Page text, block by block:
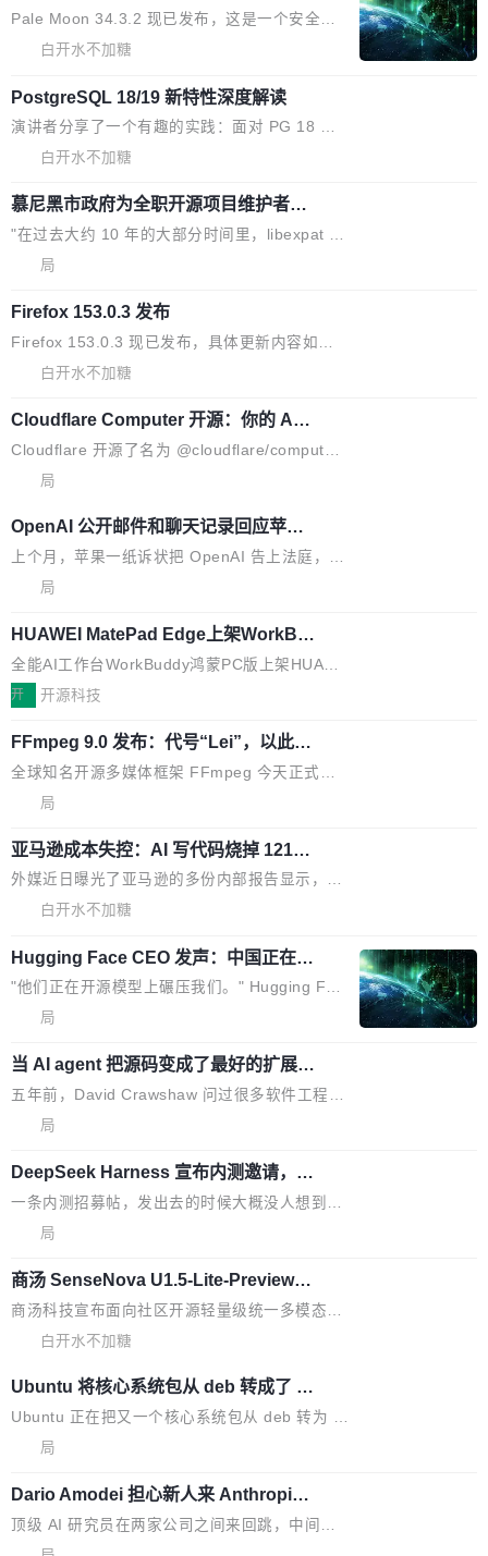
删掉的是AI游戏部门的全部开发文件，包括公司
量化、模型权重压缩、以及共享 KV cache 的完
整性保护。效果是：吞吐量提升 41%，每 token
存 KV cache 是推理时最吃显...
级。 根据介绍，Hy ASR3.0preview 目标在于：
让语音识别不再只是听清，而是真正听懂。通过
到你。从“逐字转写、单点优化”演进为“理解语
境、兼容场景、一键直出”。 Hy ASR 3.0 previe
w 不要求标准普通话，方言识别覆盖粤语、吴语
源评测集中，Hy ASR 3.0 preview 在多语种的
WER（...
Pale Moon 34.3.2 现已发布，这是一个安全更
新和少量网页兼容性修复版本。 Changes/fixe
函数添加了多项边界检查，以避免潜在的越界访
问、下溢和溢出。（DiD） 修复了加载和解析内
容提供的字体时出现的几个问题 为避免音频加
对音频采样频率设定了下限 采样率低于 8kHz
（通常被认为是 "telephone"/"walkie-talkie" 音
质的最低采样率）的音频格式将被拒绝 修复了 C
的图像元素不在同一个子树中，则它们将不再关
联 加...
白开水不加糖
PostgreSQL 18/19 新特性深度解读
演讲者分享了一个有趣的实践：面对 PG 18 已
发布的 Release Notes，他利用 AI 工具（如 Co
让模型总结出三十余条潜在特性，再逐条要求生
成详细解释和代码校验，最终筛选出对用户体感
最强的若干项。对于尚未正式发版的 PG 19，则
至今）的所有 commit，同样交由 AI 分析提炼。
经过人工复核，准确度令人满意。这一方法也为
社区爱好者提供了高效跟踪新版本的思路。
白开水不加糖
慕尼黑市政府为全职开源项目维护者提
供资助
"在过去大约 10 年的大部分时间里，libexpat 的
维护工作一直与我的日常工作、家务、社交生活
ebastian Pipping 写在博客里的话。8 月 4 日，
他宣布了一个新消息：从 2026 年 8 月 1 日起，
他可以全职维护 libexpat 了，最长 6 个月。发
编写的流式 XML 解析器，MIT 许可证。和 libx
ml2 一样，它是世界上使用最广泛的 XML 解析
库之一。你的操作系统、浏览器、无数的基础设
的人一直在用业余...
局
Firefox 153.0.3 发布
Firefox 153.0.3 现已发布，具体更新内容如
下： New Smart Window 包含多项增强功能：
户查找历史记录和切换到已打开的标签页。（<a
href="https://bugzilla.mozilla.org/show_bug.c
gi?id=2019042">Bug&nbsp;2019042</a>）</l
结果回答问题，而无需将问题转交给搜索引擎。
（<a href="https://bugzilla.mozilla.org/show_
bug.cgi?id=204...
白开水不加糖
Cloudflare Computer 开源：你的 Age
nt 需要一台电脑，而不是一个容器
Cloudflare 开源了名为 @cloudflare/computer
的 npm 包。项目的核心论点是：容器不适合 Ag
工程师在这件事上没什么可谦虚的——他们用 W
orkers 跑了十年 Isolate。用 CEO Matthew Pri
nce 的话说：「我们一生都在用 Isolate 运行代
late。」 容器为什么不合适 容器的问题在于启动
和销毁都太重了。一个 Agent 要执行的任务可能
只需要几毫秒的 CPU 时间，但容器从冷启动到
就绪要花数秒。如果未来有十...
局
OpenAI 公开邮件和聊天记录回应苹果
诉讼，称“Apple is getting this wron
上个月，苹果一纸诉状把 OpenAI 告上法庭，指
控其挖角苹果前员工并窃取商业秘密。苹果的诉
人、套取机密信息的对手。 OpenAI 没发律师
函，也没选择庭外沉默。它在官网贴了一篇博
文，标题只有六个字：Apple is getting this wro
录全贴了出来。 他发错人了 苹果外部律师 Gabr
iel Gross 来自 Weil 律所，2 月 23 日下午 5:53
果员工带走机密信...
局
HUAWEI MatePad Edge上架WorkBu
ddy鸿蒙PC版，说话就能干活的AI办公
搭子
全能AI工作台WorkBuddy鸿蒙PC版上架HUAWE
I MatePad Edge应用市场，直接下载即可使
这是目前市面上唯一支持平板接入WorkBuddy P
C版的产品，搭载“人机双写”重磅功能——你写
你的，AI写AI的，同屏协作互不干扰。一句话让
体验WorkBuddy鸿蒙PC版前，请将 HUAWEI M
atePad Edge 升级至 HarmonyOS 6.1.0.135S
P9 patch03及以上版本。 *升级路径：设置 > 搜
载安装完成升级即可。 没有...
开 开源科技
FFmpeg 9.0 发布：代号“Lei”，以此纪
念中国开发者雷霄骅
全球知名开源多媒体框架 FFmpeg 今天正式发
布了 9.0 版本。这个版本除了带来新一代音视频
处：FFmpeg 9.0 的代号是“Lei”。 这个名字，
来自中国开发者雷霄骅（Lei Xiaohua）。 对于
很多中国音视频开发者而言，这个名字并不陌
析和开源示例，让一代开发者第一次真正理解 F
Fmpeg，也成为很多人进入音视频开发领域的
“启蒙老师”。 而今年，恰好是雷霄骅离世十周
字，留下了这份纪念。 雷霄骅曾是中国传媒大学
数字电视技术方向的博士生，长期从事视频、音
局
亚马逊成本失控：AI 写代码烧掉 1215
万元，超预算 860%
外媒近日曝光了亚马逊的多份内部报告显示，AI
导致公司在多个项目上超支。《金融时报》报道
（约合人民币 1215 万元）。 具体来说，一名工
程师借助 Anthropic 旗下 Claude Sonnet 模型
编写程序，目标是完成电商平台作者信息与商品
务，最终却产生了 180 万美元的账单，实际支出
超出原定预算 860%。 更令人意外的是，该项目
最终并未成功落地，而高额算力消耗持续运行长
意味着一个无人看管的 AI 程序，在近半年时间
里日夜不停地"烧钱"。 复盘显示，...
白开水不加糖
Hugging Face CEO 发声：中国正在开
源模型上碾压我们
"他们正在开源模型上碾压我们。" Hugging Fac
e CEO Clément Delangue 在 CNBC 的采访里
且按目前的速度，中国 AI 工具预计在今年底或
2027 年就能追上美国前沿实验室的水平。 Dela
ngue 把原因归结为一件事：开放协作。中国的
而美国模型厂商在"闭门造车"。他的原话是 "buil
ding in silos"——各自为战，互不通气。 这个判
断从他嘴里说出来分量不同。Hugging Face 是
型。谁在开源赛道上领先，...
局
当 AI agent 把源码变成了最好的扩展系
统，开发者工具必须开源
五年前，David Crawshaw 问过很多软件工程师
一个问题：你写过什么给自己用的程序？答案几
序给别人用。偶尔有人自己写个博客系统、智能
家居控制、家庭实验室，都算稀奇事。 Crawsh
aw 是 Shelley 的作者，一个开源 AI coding age
简单：开发者工具必须开源。 理由不是传统的自
由软件情怀，而是一个跟 AI agent 直接相关的
技术判断。 两行 prompt 就能个性化任何软件 C
某个软件的源码，在本地构建。修改 agent ...
局
DeepSeek Harness 宣布内测邀请，全
网最大规模开源 Agent 路演现场诞生
一条内测招募帖，发出去的时候大概没人想到它
会变成一场开源 Agent 生态的路演。 8月1日，
i）在 X 上发帖： 「如果你是 Agent Harness 相
关开源项目的开发者，希望参加 DeepSeek Har
ness 的内测，可以回复或私信联系我。请附上
官方招聘信息中写过一条简洁有力的公式：Mod
el + Harness = Agent。模型负责理解和推理，
Harness 负责把能力落到真实环境中——调用工
环。崔添翼招人的标...
局
商汤 SenseNova U1.5-Lite-Preview
开源
商汤科技宣布面向社区开源轻量级统一多模态模
型的预览版本 SenseNova U1.5-Lite-Preview。
单的模型规模升级，而是基于 SenseNova U1
的一次系统性迭代，不仅在同一架构中贯通视觉
理解、推理、生成与编辑，还仅以 8B-MoT 的轻
更复杂的视觉控制和可持续迭代编辑。 相比 U
1，U1.5-Lite-Preview 在以下方向上带来了显著
提升： 原生支持4K图像生成； 更精细的局部纹
白开水不加糖
Ubuntu 将核心系统包从 deb 转成了 s
nap
Ubuntu 正在把又一个核心系统包从 deb 转为 s
nap。这次是 hwctl——一个用来检查 Ubuntu
Alan Griffiths 在邮件列表中说得很直白：「hwc
tl 是一个 Ubuntu 专有的包，它和它的依赖项都
是 Ubuntu 专有的，不会用在其他发行版上。」
局
Dario Amodei 担心新人来 Anthropic
只为金钱，不为使命
顶级 AI 研究员在两家公司之间来回跳，中间只
隔了几天。 Lilian Weng 上周刚宣布因健康原因